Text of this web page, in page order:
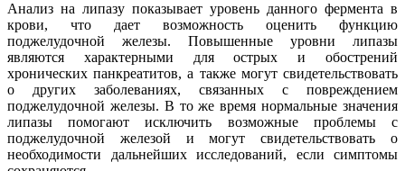
Анализ на липазу показывает уровень данного фермента в
крови, что дает возможность оценить функцию
поджелудочной железы. Повышенные уровни липазы
являются характерными для острых и обострений
хронических панкреатитов, а также могут свидетельствовать
о других заболеваниях, связанных с повреждением
поджелудочной железы. В то же время нормальные значения
липазы помогают исключить возможные проблемы с
поджелудочной железой и могут свидетельствовать о
необходимости дальнейших исследований, если симптомы